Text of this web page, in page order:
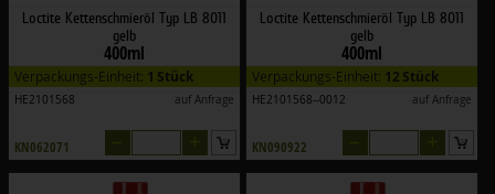
Loctite Kettenschmieröl Typ LB 8011
gelb
400ml
Verpackungs-Einheit: 1 Stück
HE2101568 auf Anfrage
KN062071
Loctite Kettenschmieröl Typ LB 8011
gelb
400ml
Verpackungs-Einheit: 12 Stück
HE2101568--0012 auf Anfrage
KN090922